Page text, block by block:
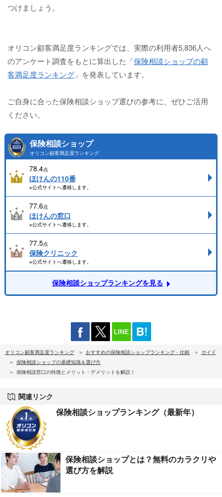
つけましょう。
オリコン顧客満足度ランキングでは、実際の利用者5,836人へ
のアンケート調査をもとに算出した「保険相談ショップの顧
客満足度ランキング 」を発表しています。
ご自身に合った保険相談ショップ選びの参考に、ぜひご活用
ください。
保険相談ショップ
オリコン顧客満足度ランキング
78.4点
ほけんの110番
※公式サイトへ遷移します。
77.6点
ほけんの窓口
※公式サイトへ遷移します。
77.5点
保険クリニック
※公式サイトへ遷移します。
保険相談ショップランキングを見る
オリコン顧客満足度ランキング おすすめの保険相談ショップランキング・比較
ガイド
保険相談ショップの基礎知識＆選び方
保険相談窓口の特徴とメリット・デメリットを解説！
関連リンク
保険相談ショップランキング（最新年）
保険相談ショップとは？無料のカラクリや
選び方を解説